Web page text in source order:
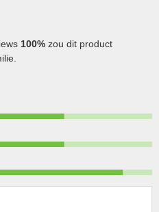
100% zou dit product